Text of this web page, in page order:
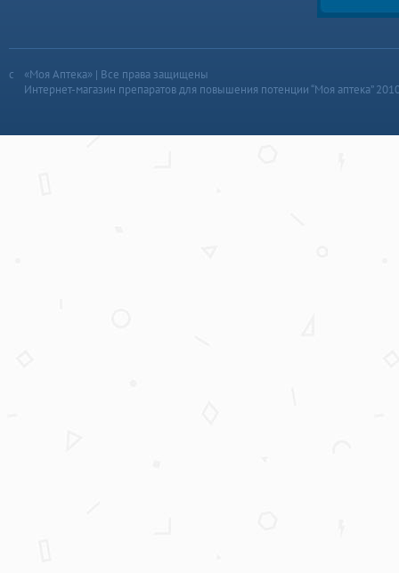
«Моя Аптека» | Все права защищены
Интернет-магазин препаратов для повышения потенции “Моя аптека”